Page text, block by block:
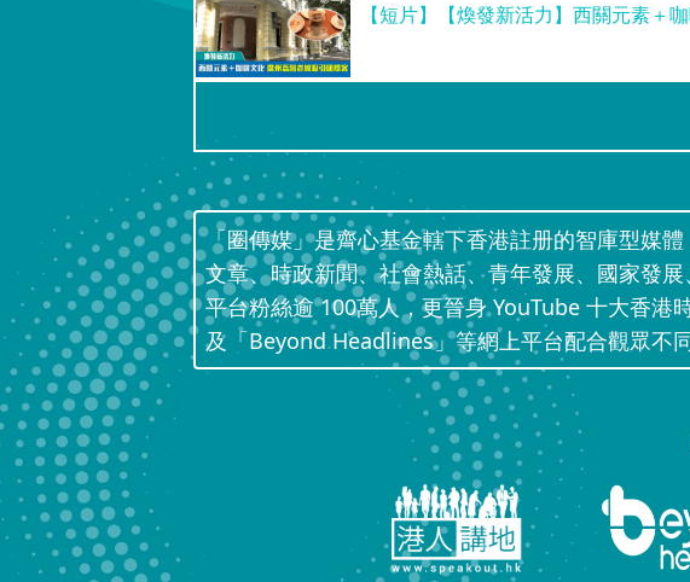
【短片】【煥發新活力】西關元素＋
「圈傳媒」是齊心基金轄下香港註册的智庫型媒
文章、時政新聞、社會熱話、青年發展、國家發
平台粉絲逾 100萬人，更晉身 YouTube 十大香港
及「Beyond Headlines」等網上平台配合觀眾不